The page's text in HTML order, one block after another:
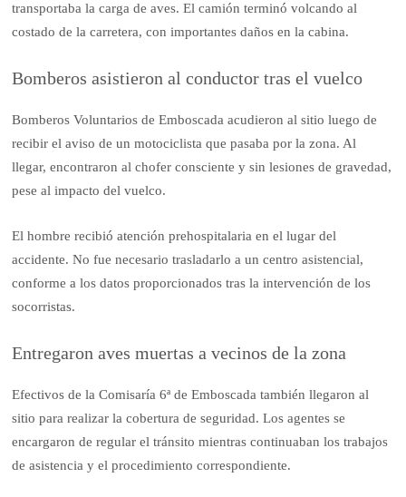
transportaba la carga de aves. El camión terminó volcando al
costado de la carretera, con importantes daños en la cabina.
Bomberos asistieron al conductor tras el vuelco
Bomberos Voluntarios de Emboscada acudieron al sitio luego de
recibir el aviso de un motociclista que pasaba por la zona. Al
llegar, encontraron al chofer consciente y sin lesiones de gravedad,
pese al impacto del vuelco.
El hombre recibió atención prehospitalaria en el lugar del
accidente. No fue necesario trasladarlo a un centro asistencial,
conforme a los datos proporcionados tras la intervención de los
socorristas.
Entregaron aves muertas a vecinos de la zona
Efectivos de la Comisaría 6ª de Emboscada también llegaron al
sitio para realizar la cobertura de seguridad. Los agentes se
encargaron de regular el tránsito mientras continuaban los trabajos
de asistencia y el procedimiento correspondiente.